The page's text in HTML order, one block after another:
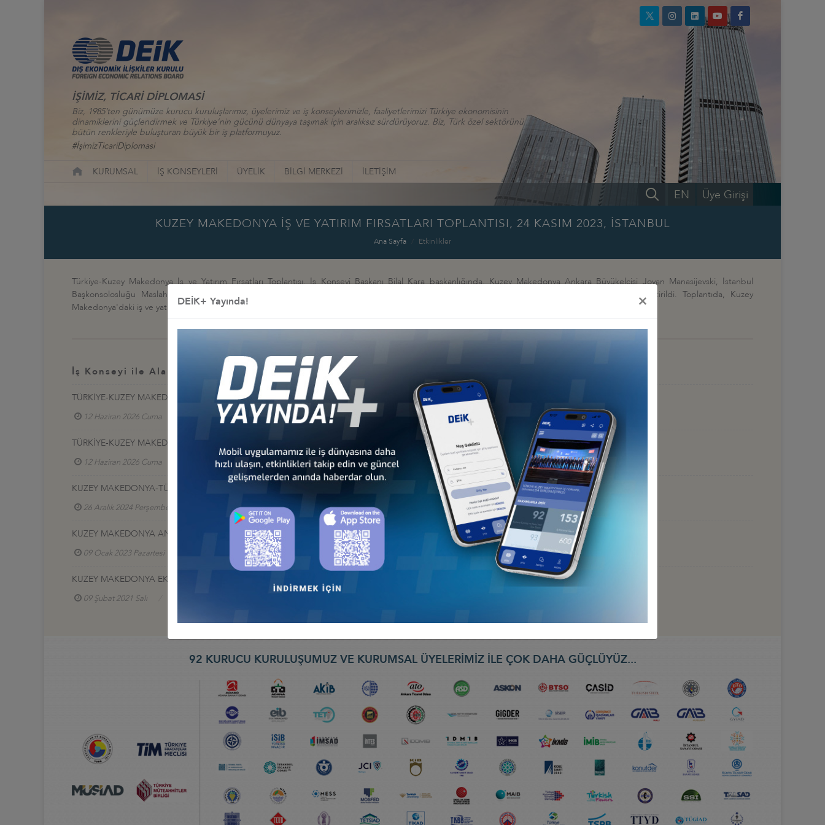
İŞİMİZ, TİCARİ DİPLOMASİ
Biz, 1985’ten günümüze kurucu kuruluşlarımız, üyelerimiz ve iş konseylerimizle, faaliyetlerimizi Türkiye ekonomisinin
dinamiklerini güçlendirmek ve Türkiye’nin gücünü dünyaya taşımak için aralıksız sürdürüyoruz. Biz, Türk özel sektörünü
bütün renkleriyle buluşturan büyük bir iş platformuyuz.
#İşimizTicariDiplomasi
KURUMSAL İŞ KONSEYLERİ ÜYELİK BİLGİ MERKEZİ İLETİŞİM
Üye Girişi
EN
KUZEY MAKEDONYA İŞ VE YATIRIM FIRSATLARI TOPLANTISI, 24 KASIM 2023, İSTANBUL
Ana Sayfa Etkinlikler
Türkiye-Kuzey Makedonya İş ve Yatırım Fırsatları Toplantısı, İş Konseyi Başkanı Bilal Kara başkanlığında, Kuzey Makedonya Ankara Büyükelçisi Jovan Manasijevski, İstanbul
Başkonsolosluğu Maslahatgüzarı Iljaz Feta ve Ekonomi Müşaviri Suzana Tuneva'nın katılımlarıyla 24 Kasım 2023 tarihinde İstanbul'da gerçekleştirildi. Toplantıda, Kuzey
Makedonya'daki iş ve yatırım fırsatları ile ikili ticari ilişkilerin artırılması ele alındı.
İş Konseyi ile Alakalı Diğer Etkinlikler
TÜRKİYE-KUZEY MAKEDONYA İŞ FORUMU
12 Haziran 2026 Cuma Türkiye - Kuzey Makedonya İş Konseyi
TÜRKİYE-KUZEY MAKEDONYA İŞ FORUMU, İSTANBUL’DA GERÇEKLEŞTİRİLDİ
12 Haziran 2026 Cuma Türkiye - Kuzey Makedonya İş Konseyi
KUZEY MAKEDONYA-TÜRKİYE İŞ FORUMU ÜSKÜP’TE GERÇEKLEŞTİRİLDİ
26 Aralık 2024 Perşembe Türkiye - Kuzey Makedonya İş Konseyi
KUZEY MAKEDONYA ANKARA BÜYÜKELÇİSİ İLE TANIŞMA TOPLANTISI, 9 OCAK 2023, ANKARA
09 Ocak 2023 Pazartesi Türkiye - Kuzey Makedonya İş Konseyi
KUZEY MAKEDONYA EKONOMİ BAKANI İLE TOPLANTI, 9 ŞUBAT 2021, İSTANBUL
09 Şubat 2021 Salı
92 KURUCU KURULUŞUMUZ VE KURUMSAL ÜYELERİMİZ İLE ÇOK DAHA GÜÇLÜYÜZ...
DEİK+ Yayında! ×